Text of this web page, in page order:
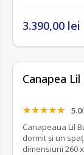
3.390,00 lei
Canapea
5.0
Canapeaua Lil
dormit și un
dimensiuni 260